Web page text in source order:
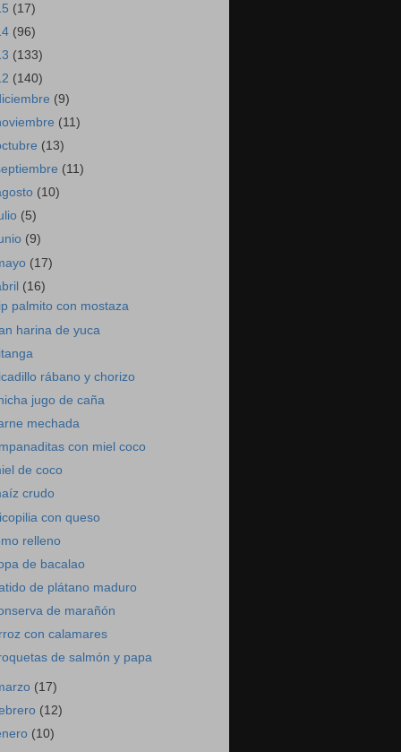
(17)
(96)
(133)
(140)
(9)
(11)
(13)
(11)
(10)
(5)
(9)
(17)
(16)
palmito con mostaza
harina de yuca
rábano y chorizo
jugo de caña
mechada
con miel coco
de coco
crudo
con queso
relleno
de bacalao
de plátano maduro
de marañón
con calamares
de salmón y papa
(17)
(12)
(10)